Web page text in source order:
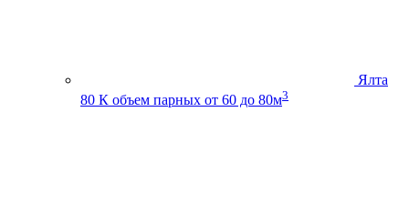
Ялта
80 К объем парных от 60 до 80м3